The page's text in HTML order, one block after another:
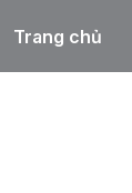
Trang chủ